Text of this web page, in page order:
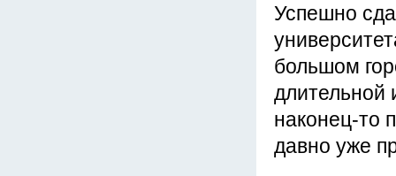
Успешно
большом
длительной
наконец-то
давно уже